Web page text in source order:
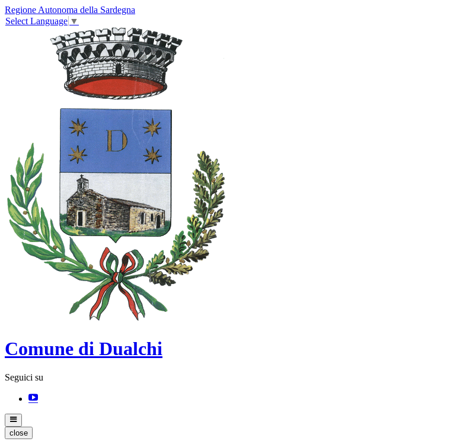
Regione Autonoma della Sardegna
Select Language ▼
Comune di Dualchi
Seguici su
close